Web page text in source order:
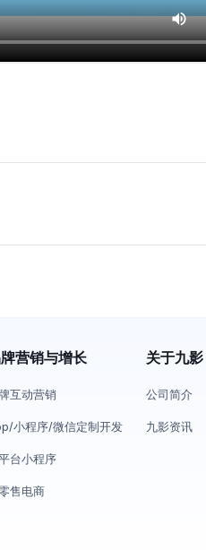
营销与增长
互动营销
小程序/微信定制开发
台小程序
售电商
关于九影
公司简介
九影资讯